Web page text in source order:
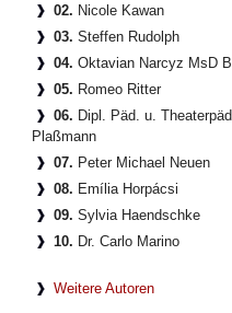
02. Nicole Kawan
03. Steffen Rudolph
04. Oktavian Narcyz MsD
05. Romeo Ritter
06. Dipl. Päd. u.
Plaßmann
07. Peter Michael Neuen
08. Emília Horpácsi
09. Sylvia Haendschke
10. Dr. Carlo Marino
Weitere Autoren